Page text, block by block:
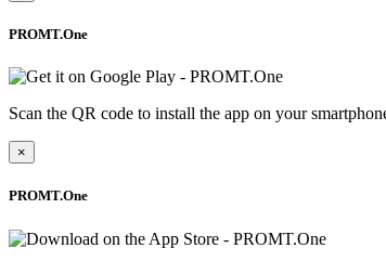
PROMT.One
Scan the QR code to install the app on your
×
PROMT.One